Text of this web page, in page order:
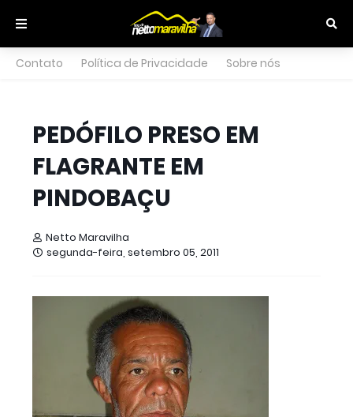
Contato Política de Privacidade Sobre nós
PEDÓFILO PRESO EM
FLAGRANTE EM
PINDOBAÇU
Netto Maravilha
segunda-feira, setembro 05, 2011